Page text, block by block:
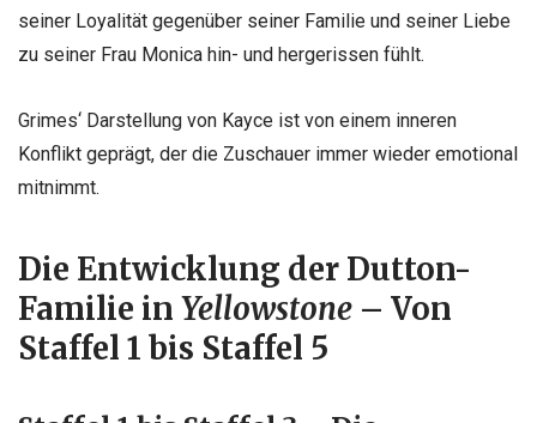
seiner Loyalität gegenüber seiner Familie und seiner Liebe
zu seiner Frau Monica hin- und hergerissen fühlt.
Grimes‘ Darstellung von Kayce ist von einem inneren
Konflikt geprägt, der die Zuschauer immer wieder emotional
mitnimmt.
Die Entwicklung der Dutton-
Familie in Yellowstone – Von
Staffel 1 bis Staffel 5